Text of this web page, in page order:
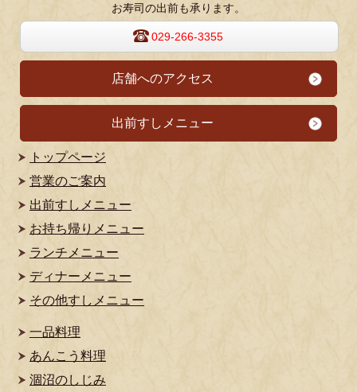
お寿司の出前も承ります。
029-266-3355
店舗へのアクセス
出前すしメニュー
トップページ
営業のご案内
出前すしメニュー
お持ち帰りメニュー
ランチメニュー
ディナーメニュー
その他すしメニュー
一品料理
あんこう料理
涸沼のしじみ